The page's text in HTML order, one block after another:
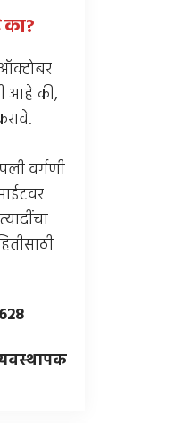
का?
आहे की,
वर्गणी